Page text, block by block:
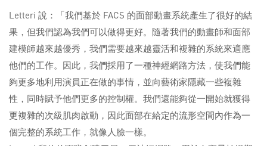
Letteri 說：「我們基於 FACS 的面部動畫系統產生了很好的結
果，但我們認為我們可以做得更好。隨著我們的動畫師和面部
建模師越來越優秀，我們需要越來越靈活和複雜的系統來適應
他們的工作。因此，我們採用了一種神經網路方法，使我們能
夠更多地利用演員正在做的事情，並向藝術家隱藏一些複雜
性，同時賦予他們更多的控制權。我們還能夠從一開始就獲得
更複雜的次級肌肉啟動，因此面部在給定的流形空間內作為一
個完整的系統工作，就像人臉一樣。